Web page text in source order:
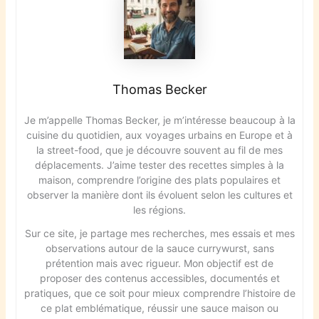
Thomas Becker
Je m’appelle Thomas Becker, je m’intéresse beaucoup à la
cuisine du quotidien, aux voyages urbains en Europe et à
la street-food, que je découvre souvent au fil de mes
déplacements. J’aime tester des recettes simples à la
maison, comprendre l’origine des plats populaires et
observer la manière dont ils évoluent selon les cultures et
les régions.
Sur ce site, je partage mes recherches, mes essais et mes
observations autour de la sauce currywurst, sans
prétention mais avec rigueur. Mon objectif est de
proposer des contenus accessibles, documentés et
pratiques, que ce soit pour mieux comprendre l’histoire de
ce plat emblématique, réussir une sauce maison ou